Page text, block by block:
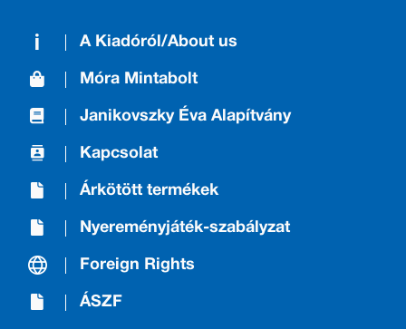
A Kiadóról/About us
Móra Mintabolt
Janikovszky Éva Alapítvány
Kapcsolat
Árkötött termékek
Nyereményjáték-szabályzat
Foreign Rights
ÁSZF